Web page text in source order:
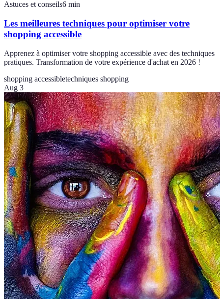
Astuces et conseils6 min
Les meilleures techniques pour optimiser votre
shopping accessible
Apprenez à optimiser votre shopping accessible avec des techniques
pratiques. Transformation de votre expérience d'achat en 2026 !
shopping accessibletechniques shopping
Aug 3